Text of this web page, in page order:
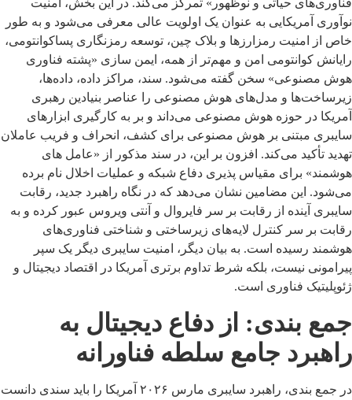
فناوری‌های حیاتی و نوظهور» تمرکز می‌کند. در این بخش، امنیت
نوآوری آمریکایی به عنوان یک اولویت عالی معرفی می‌شود و به طور
خاص از امنیت رمزارزها و بلاک چین، توسعه رمزنگاری پساکوانتومی،
رایانش کوانتومی امن و مهم‌تر از همه، ایمن سازی «پشته فناوری
هوش مصنوعی» سخن گفته می‌شود. سند، مراکز داده، داده‌ها،
زیرساخت‌ها و مدل‌های هوش مصنوعی را عناصر بنیادین رهبری
آمریکا در حوزه هوش مصنوعی می‌داند و بر به کارگیری ابزارهای
سایبری مبتنی بر هوش مصنوعی برای کشف، انحراف و فریب عاملان
تهدید تأکید می‌کند. افزون بر این، در سند مذکور از «عامل های
هوشمند» برای مقیاس پذیری دفاع شبکه و عملیات اخلال نام برده
می‌شود. این مضامین نشان می‌دهد که در نگاه راهبرد جدید، رقابت
سایبری آینده از رقابت بر سر فایروال و آنتی ویروس عبور کرده و به
رقابت بر سر کنترل لایه‌های زیرساختی و شناختی فناوری‌های
هوشمند رسیده است. به بیان دیگر، امنیت سایبری دیگر یک سپر
پیرامونی نیست، بلکه شرط تداوم برتری آمریکا در اقتصاد دیجیتال و
ژئوپلیتیک فناوری است.
جمع بندی: از دفاع دیجیتال به
راهبرد جامع سلطه فناورانه
در جمع بندی، راهبرد سایبری مارس ۲۰۲۶ آمریکا را باید سندی دانست